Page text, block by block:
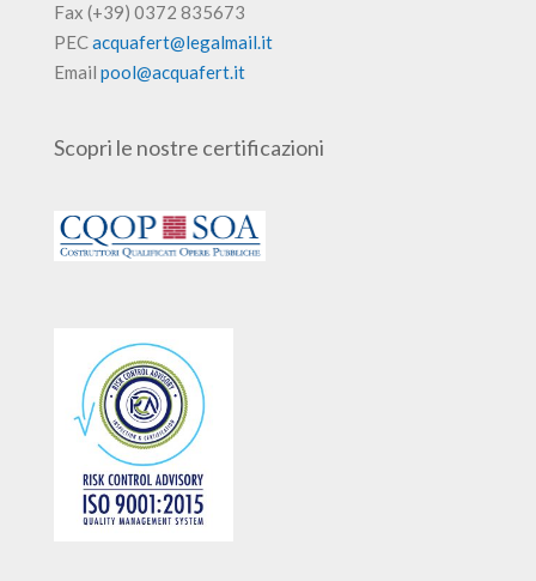
Fax (+39) 0372 835673
PECacquafert@legalmail.it
Email pool@acquafert.it
Scopri le nostre certificazioni